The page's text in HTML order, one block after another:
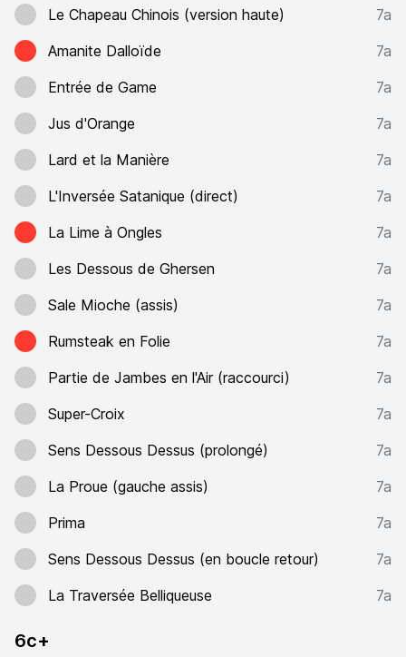
Le Chapeau Chinois (version haute)
7a
Amanite Dalloïde
7a
Entrée de Game
7a
Jus d'Orange
7a
Lard et la Manière
7a
L'Inversée Satanique (direct)
7a
La Lime à Ongles
7a
Les Dessous de Ghersen
7a
Sale Mioche (assis)
7a
Rumsteak en Folie
7a
Partie de Jambes en l'Air (raccourci)
7a
Super-Croix
7a
Sens Dessous Dessus (prolongé)
7a
La Proue (gauche assis)
7a
Prima
7a
Sens Dessous Dessus (en boucle retour)
7a
La Traversée Belliqueuse
7a
6c+